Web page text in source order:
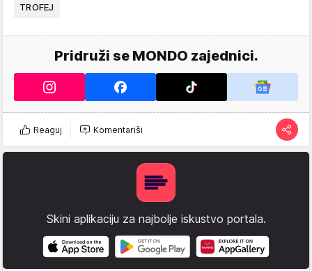
TROFEJ
Pridruži se MONDO zajednici.
Reaguj Komentariši
Skini aplikaciju za najbolje iskustvo portala.